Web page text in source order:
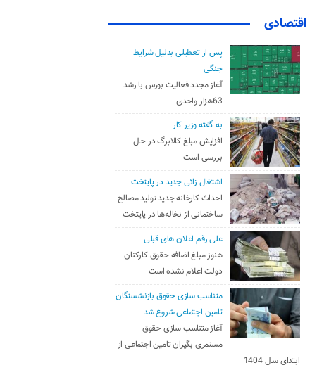
اقتصادی
پس از تعطیلی بدلیل شرایط
جنگی
آغاز مجدد فعالیت بورس با رشد
63هزار واحدی
به گفته وزیر کار
افزایش مبلغ کالابرگ در حال
بررسی است
اشتغال زائی جدید در پایتخت
احداث کارخانه جدید تولید مصالح
ساختمانی از نخاله‌ها در پایتخت
علی رقم اعلان های قبلی
هنوز مبلغ اضافه حقوق کارکنان
دولت اعلام نشده است
متناسب سازی حقوق بازنشستگان
تامین اجتماعی شروع شد
آغاز متناسب سازی حقوق
مستمری بگیران تامین اجتماعی از
ابتدای سال 1404